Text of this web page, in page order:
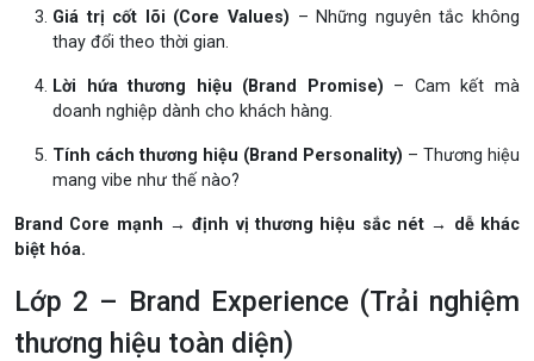
Giá trị cốt lõi (Core Values) – Những nguyên tắc không
thay đổi theo thời gian.
Lời hứa thương hiệu (Brand Promise) – Cam kết mà
doanh nghiệp dành cho khách hàng.
Tính cách thương hiệu (Brand Personality) – Thương hiệu
mang vibe như thế nào?
Brand Core mạnh → định vị thương hiệu sắc nét → dễ khác
biệt hóa.
Lớp 2 – Brand Experience (Trải nghiệm
thương hiệu toàn diện)